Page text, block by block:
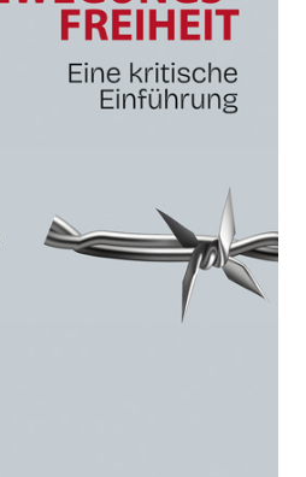
Untermenü
öffnen